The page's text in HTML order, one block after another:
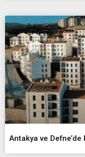
Antakya ve